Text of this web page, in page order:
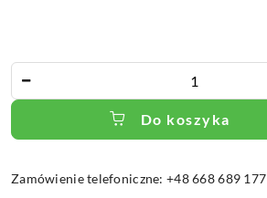
Do koszyka
Zamówienie telefoniczne: +48 668 689 177